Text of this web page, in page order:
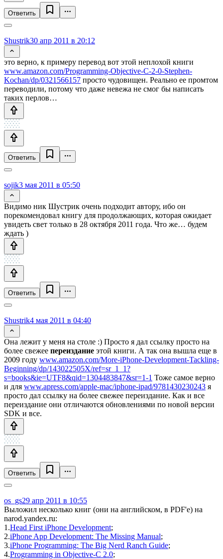
Ответить
Shustrik30 апр 2011 в 20:12
это верно, к примеру перевод вот этой неплохой книги
www.amazon.com/Programming-Objective-C-2-0-Stephen-
Kochan/dp/0321566157 просто чудовищен. Реально ее промтом
переводили, потому что даже невежа не смог бы написать
таких перлов…
Ответить
sojik3 мая 2011 в 05:50
Видимо ник Шустрик очень подходит автору, ибо он
порекомендовал книгу для продолжающих, которая ожидает
увидеть свет только в 28 октября 2011 года. Что же… будем
ждать )
Ответить
Shustrik4 мая 2011 в 04:40
Она лежит у меня на столе :) Просто я дал ссылку просто на
более свежее переиздание этой книги. А так она вышла еще в
2009 году www.amazon.com/More-iPhone-Development-Tackling-
Beginning/dp/143022505X/ref=sr_1_1?
s=books&ie=UTF8&qid=1304483847&sr=1-1 Тоже самое верно
и для www.apress.com/apple-mac/iphone-ipad/9781430230243 я
просто дал ссылку на более свежее переиздание. Как и все
переиздание они отличаются обновлениями по новой версии
SDK и все.
Ответить
os_gs29 апр 2011 в 10:55
Выложил несколько книг (они на английском, в PDF'е) на
narod.yandex.ru:
1.Head First iPhone Development;
2.iPhone App Development: The Missing Manual;
3.iPhone Programming: The Big Nerd Ranch Guide;
4.Programming in Objective-C 2.0;